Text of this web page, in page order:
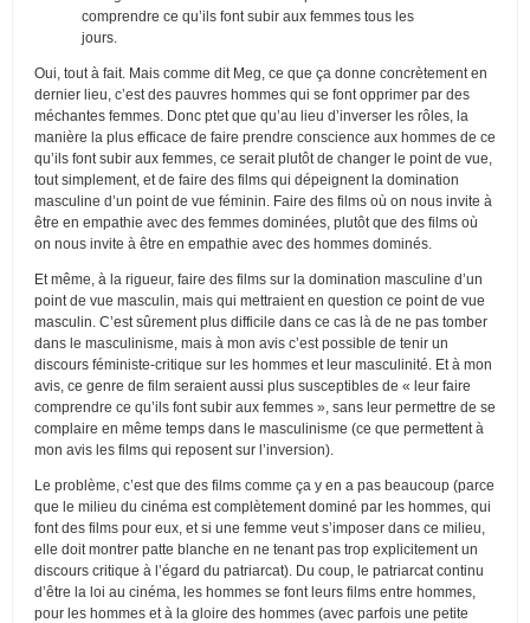
comprendre ce qu’ils font subir aux femmes tous les
jours.
Oui, tout à fait. Mais comme dit Meg, ce que ça donne concrètement en
dernier lieu, c’est des pauvres hommes qui se font opprimer par des
méchantes femmes. Donc ptet que qu’au lieu d’inverser les rôles, la
manière la plus efficace de faire prendre conscience aux hommes de ce
qu’ils font subir aux femmes, ce serait plutôt de changer le point de vue,
tout simplement, et de faire des films qui dépeignent la domination
masculine d’un point de vue féminin. Faire des films où on nous invite à
être en empathie avec des femmes dominées, plutôt que des films où
on nous invite à être en empathie avec des hommes dominés.
Et même, à la rigueur, faire des films sur la domination masculine d’un
point de vue masculin, mais qui mettraient en question ce point de vue
masculin. C’est sûrement plus difficile dans ce cas là de ne pas tomber
dans le masculinisme, mais à mon avis c’est possible de tenir un
discours féministe-critique sur les hommes et leur masculinité. Et à mon
avis, ce genre de film seraient aussi plus susceptibles de « leur faire
comprendre ce qu’ils font subir aux femmes », sans leur permettre de se
complaire en même temps dans le masculinisme (ce que permettent à
mon avis les films qui reposent sur l’inversion).
Le problème, c’est que des films comme ça y en a pas beaucoup (parce
que le milieu du cinéma est complètement dominé par les hommes, qui
font des films pour eux, et si une femme veut s’imposer dans ce milieu,
elle doit montrer patte blanche en ne tenant pas trop explicitement un
discours critique à l’égard du patriarcat). Du coup, le patriarcat continu
d’être la loi au cinéma, les hommes se font leurs films entre hommes,
pour les hommes et à la gloire des hommes (avec parfois une petite